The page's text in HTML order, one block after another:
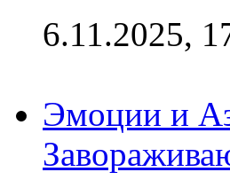
6.11.2025,
Эмоции и